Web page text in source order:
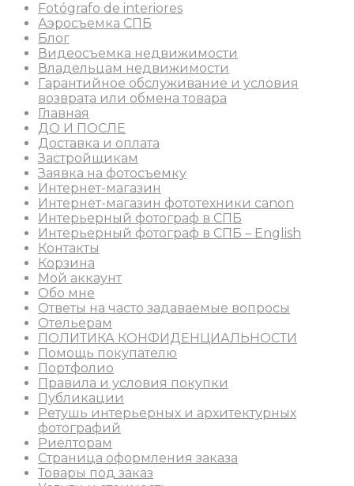
Fotógrafo de interiores
Аэросъемка СПБ
Блог
Видеосъемка недвижимости
Владельцам недвижимости
Гарантийное обслуживание и условия
возврата или обмена товара
Главная
ДО И ПОСЛЕ
Доставка и оплата
Застройщикам
Заявка на фотосъемку
Интернет-магазин
Интернет-магазин фототехники canon
Интерьерный фотограф в СПБ
Интерьерный фотограф в СПБ – English
Контакты
Корзина
Мой аккаунт
Обо мне
Ответы на часто задаваемые вопросы
Отельерам
ПОЛИТИКА КОНФИДЕНЦИАЛЬНОСТИ
Помощь покупателю
Портфолио
Правила и условия покупки
Публикации
Ретушь интерьерных и архитектурных
фотографий
Риелторам
Страница оформления заказа
Товары под заказ